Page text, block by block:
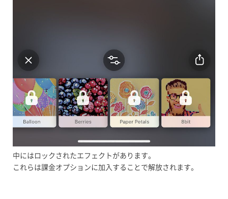
中にはロックされたエフェクトがあります。
これらは課金オプションに加入することで解放されます。